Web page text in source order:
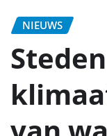
NIEUWS